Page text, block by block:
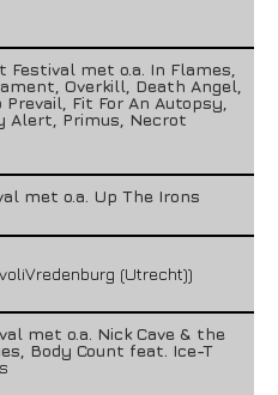
Festival met o.a. In Flames,
Overkill, Death Angel,
Fit For An Autopsy,
Alert, Primus, Necrot
met o.a. Up The Irons
(Utrecht))
met o.a. Nick Cave & the
Body Count feat. Ice-T